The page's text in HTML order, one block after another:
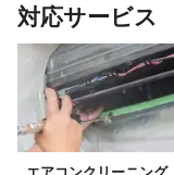
それ以外も市町村に問
雨水浸透ますは、屋
で、浸水被害の軽減
これまでの実績
雨水貯留施設は、住
り、地中に浸透させ
で、都市型水害の解
対応サービス